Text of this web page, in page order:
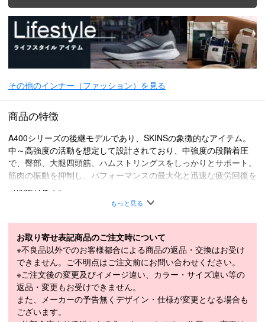
その他のインナー（ファッション）を見る
商品の特徴
A400シリーズの後継モデルであり、SKINSの象徴的なアイテム。
中～高強度の活動を想定して設計されており、中強度の段階着圧
で、臀部、大腿四頭筋、ハムストリングスをしっかりとサポート。
筋肉の振動を抑制し、パフォーマンスの最大化と迅速な疲労回復を
可能にします。
・トレイルランニング
・筋力トレーニング
・ジム など
原産国：マダガスカル
SPECIFICATION
もっと見る
お取り寄せ表記商品のご注文時について
※不良品以外でのお客様都合による商品の返品・交換はお受け
できません。ご不明点はご注文前にお問い合わせください。
※ご注文後の変更及びイメージ違い、カラー・サイズ違い等の
返品・変更もお受けできません。
また、メーカーの予告無くデザイン・仕様が変更となる場合も
ございます。